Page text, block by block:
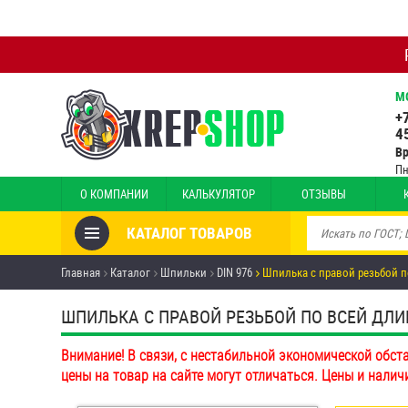
О КОМПАНИИ КАЛЬКУЛЯТОР ОТЗЫВЫ
КАТАЛОГ ТОВАРОВ
Товары со скидкой
Анкеры
Антивандальный крепёж,
инструмент
Болты и винты
Главная Каталог Шпильки DIN 976 Шпилька с правой резьбой
ШПИЛЬКА С ПРАВОЙ РЕЗЬБОЙ ПО ВСЕЙ
Внимание! В связи, с нестабильной экономической
цены на товар на сайте могут отличаться. Цены и